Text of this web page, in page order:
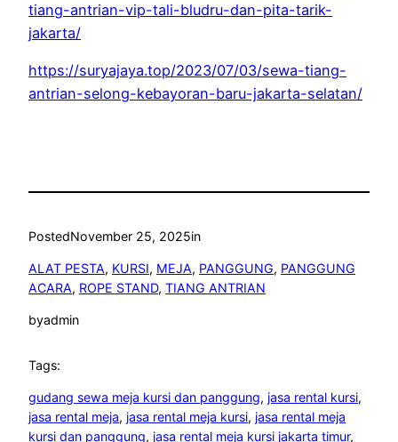
tiang-antrian-vip-tali-bludru-dan-pita-tarik-
jakarta/
https://suryajaya.top/2023/07/03/sewa-tiang-
antrian-selong-kebayoran-baru-jakarta-selatan/
PostedNovember 25, 2025in
ALAT PESTA, KURSI, MEJA, PANGGUNG, PANGGUNG
ACARA, ROPE STAND, TIANG ANTRIAN
byadmin
Tags:
gudang sewa meja kursi dan panggung, jasa rental kursi
jasa rental meja, jasa rental meja kursi, jasa rental meja
kursi dan panggung, jasa rental meja kursi jakarta timur